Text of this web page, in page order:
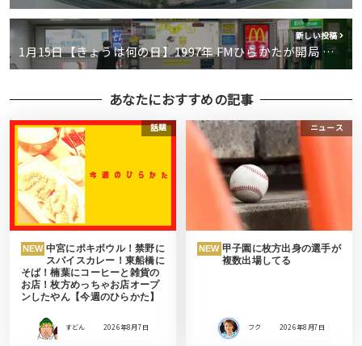
新しい投稿
1月15日【きょうは何の日】1997年 FMひらかたが開局 …
あなたにおすすめの記事
話題
NEW 中宮にポキボウル！禁野に
スパイスカレー！東船橋に
そば！楠葉にコーヒーと雑貨の
お店！枚方めっちゃお店オープ
ンしたやん【今週のひらかた】
すどん 2026年8月7日
ニュース
NEW 甲子園に枚方出身の選手が
複数出場してる
フク 2026年8月7日